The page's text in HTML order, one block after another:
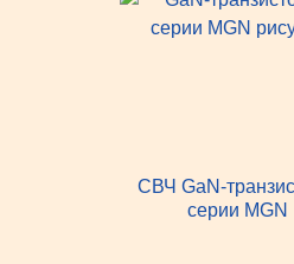
СВЧ GaN-
серии MGN